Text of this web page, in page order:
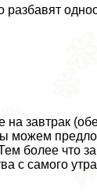
разбавят
на завтpaк
можем
более что
с самого